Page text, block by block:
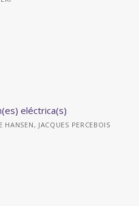
eléctrica(s)
HANSEN, JACQUES PERCEBOIS